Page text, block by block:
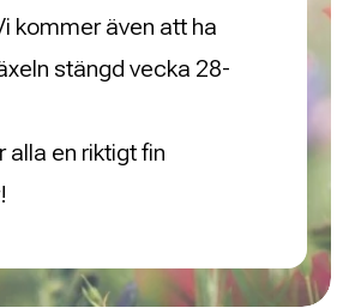
kommer även att ha
stängd vecka 28-
alla en riktigt fin